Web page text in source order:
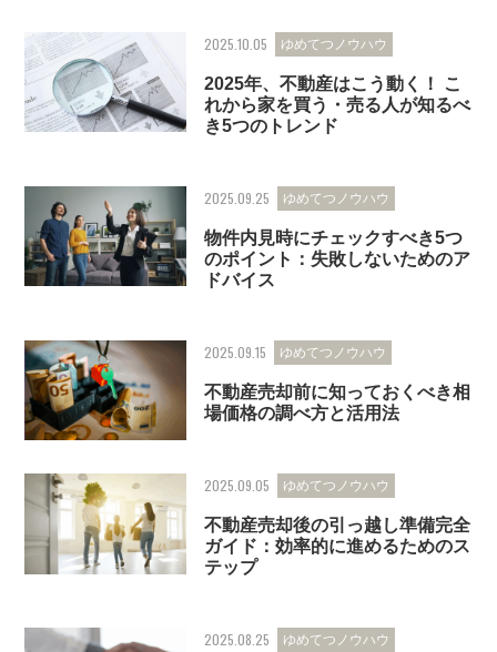
2025.10.05 ゆめてつノウハウ
2025年、不動産はこう動く！ こ
れから家を買う・売る人が知るべ
き5つのトレンド
2025.09.25 ゆめてつノウハウ
物件内見時にチェックすべき5つ
のポイント：失敗しないためのア
ドバイス
2025.09.15 ゆめてつノウハウ
不動産売却前に知っておくべき相
場価格の調べ方と活用法
2025.09.05 ゆめてつノウハウ
不動産売却後の引っ越し準備完全
ガイド：効率的に進めるためのス
テップ
2025.08.25 ゆめてつノウハウ